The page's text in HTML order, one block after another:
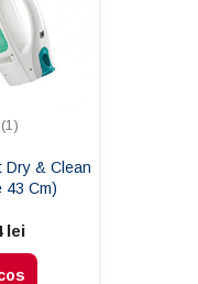
Dry & Clean
43 Cm)
lei
(1)